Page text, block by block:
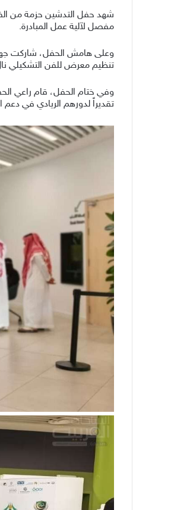
شهد حفل التدشين حزمة من
مفصل لآلية عمل المبادرة.
وعلى هامش الحفل، شاركت
تنظيم معرض للفن التشكيلي
وفي ختام الحفل، قام راعي
تقديراً لدورهم الريادي في